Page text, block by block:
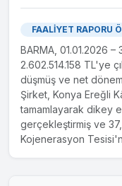
FAALİYET RAPORU
BARMA, 01.01.2026 –
2.602.514.158 TL'ye
düşmüş ve net
Şirket, Konya Ereğli
tamamlayarak dikey
gerçekleştirmiş ve
Kojenerasyon